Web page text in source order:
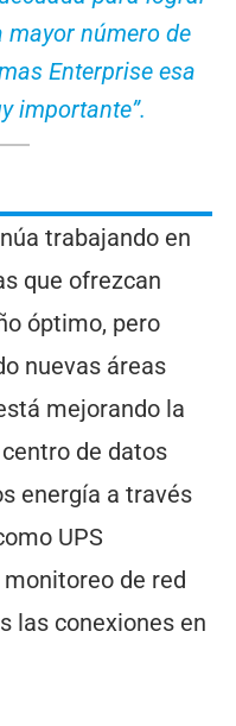
mayor número de
Enterprise esa
importante”.
trabajando en
que ofrezcan
óptimo, pero
nuevas áreas
mejorando la
de datos
energía a través
UPS
de red
las conexiones en